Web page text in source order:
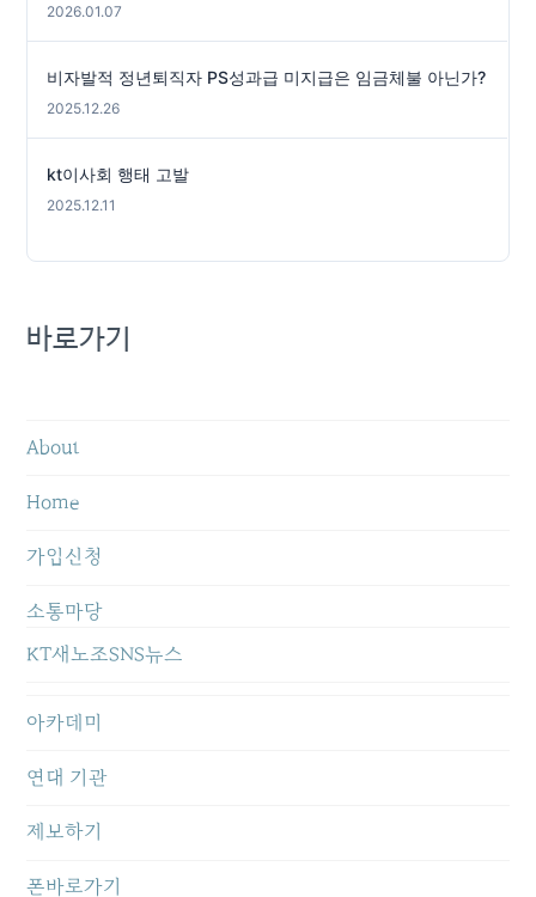
2026.01.07
비자발적 정년퇴직자 PS성과급 미지급은 임금체불 아닌가?
2025.12.26
kt이사회 행태 고발
2025.12.11
바로가기
About
Home
가입신청
소통마당
KT새노조SNS뉴스
아카데미
연대 기관
제보하기
폰바로가기